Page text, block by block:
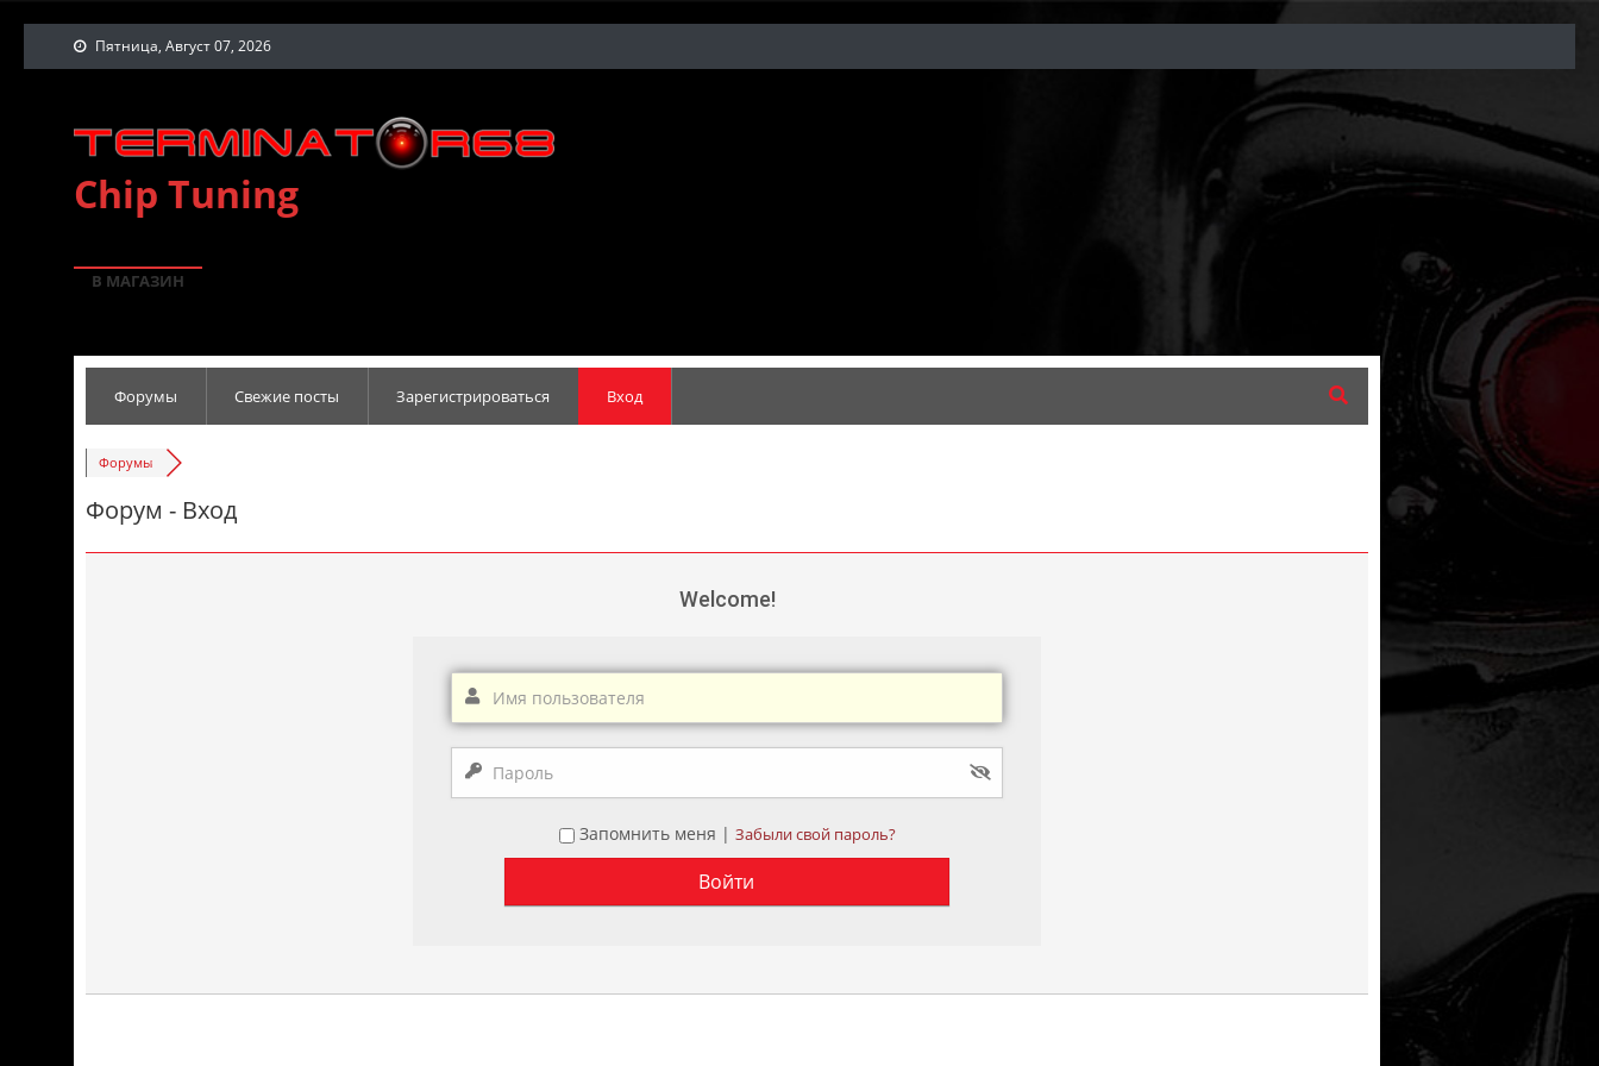
Пятница, Август 07, 2026
Chip Tuning
В МАГАЗИН
Форумы Свежие посты Зарегистрироваться Вход
Форумы
Форум - Вход
Welcome!
Запомнить меня | Забыли свой пароль?